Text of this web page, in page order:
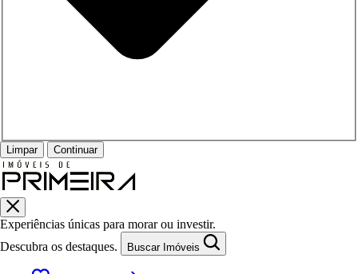
Limpar Continuar
Experiências únicas para morar ou investir.
Descubra os destaques.
Buscar Imóveis